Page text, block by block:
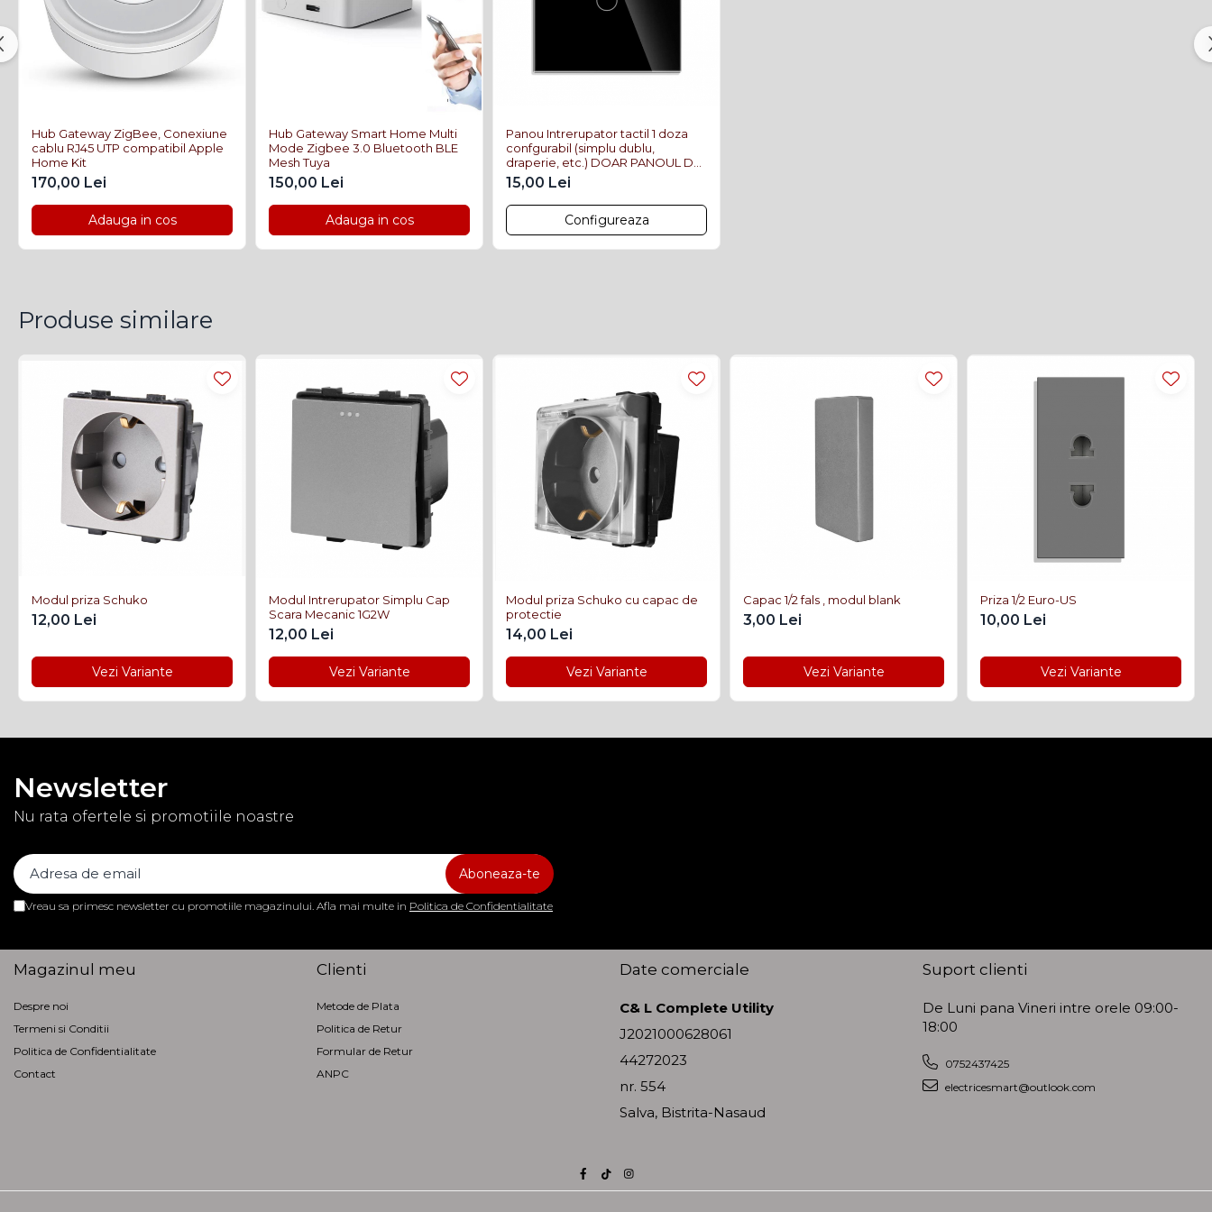
Aplicație:Smart Life, Tuya smart
Standard WiFi:2.4GHz, IEEE 802.11 b/g/n
Consum Propriu:≤0,2W
Durata de viață estimativă:
100.000 acționări
Utilizare:
Hub Gateway ZigBee, Conexiune
cablu RJ45 UTP compatibil Apple
Home Kit
170,00 Lei
Adauga in cos
Hub Gateway Smart Home Multi
Mode Zigbee 3.0 Bluetooth BLE
Mesh Tuya
150,00 Lei
Adauga in cos
Panou Intrerupator tactil 1 doza
confgurabil (simplu dublu,
draperie, etc.) DOAR PANOUL DE
STICLA!!! FARA MODULE!!!
15,00 Lei
Configureaza
Produse similare
Modul priza Schuko
12,00 Lei
Vezi Variante
Modul Intrerupator Simplu Cap
Scara Mecanic 1G2W
12,00 Lei
Vezi Variante
Modul priza Schuko cu capac de
protectie
14,00 Lei
Vezi Variante
Capac 1/2 fals , modul blank
3,00 Lei
Vezi Variante
Priza 1/2 Euro-US
10,00 Lei
Vezi Variante
Newsletter
Nu rata ofertele si promotiile noastre
Vreau sa primesc newsletter cu promotiile magazinului. Afla mai multe in Politica de Confidentialitate
Magazinul meu
Despre noi
Termeni si Conditii
Politica de Confidentialitate
Contact
Clienti
Metode de Plata
Politica de Retur
Formular de Retur
ANPC
Date comerciale
C& L Complete Utility
J2021000628061
44272023
nr. 554
Salva, Bistrita-Nasaud
Suport clienti
De Luni pana Vineri intre orele 09:00-
18:00
0752437425
electricesmart@outlook.com